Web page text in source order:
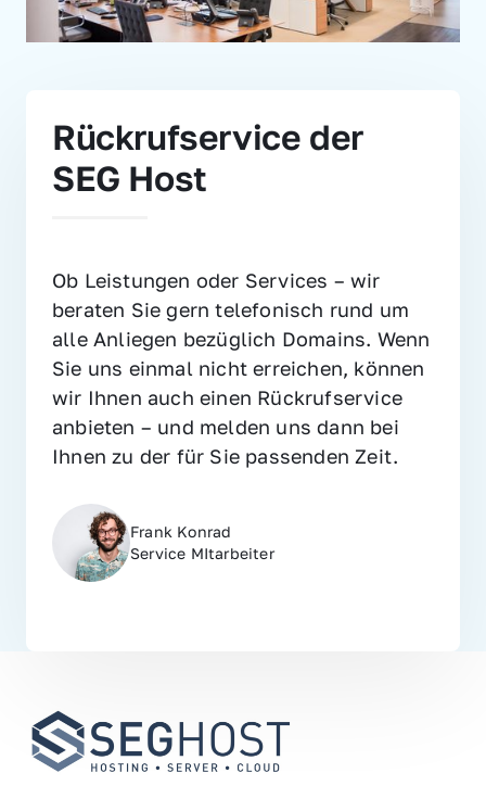
Rückrufservice der
SEG Host
Ob Leistungen oder Services – wir
beraten Sie gern telefonisch rund um
alle Anliegen bezüglich Domains. Wenn
Sie uns einmal nicht erreichen, können
wir Ihnen auch einen Rückrufservice
anbieten – und melden uns dann bei
Ihnen zu der für Sie passenden Zeit.
Frank Konrad
Service MItarbeiter